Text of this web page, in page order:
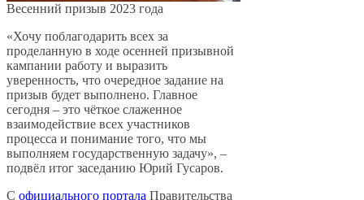
Весенний призыв 2023 года
«Хочу поблагодарить всех за
проделанную в ходе осенней призывной
кампании работу и выразить
уверенность, что очередное задание на
призыв будет выполнено. Главное
сегодня – это чёткое слаженное
взаимодействие всех участников
процесса и понимание того, что мы
выполняем государственную задачу», –
подвёл итог заседанию Юрий Гусаров.
С официального портала Правительства